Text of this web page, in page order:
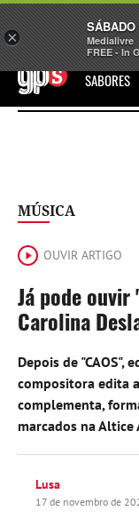
Sábado
GPS SABORES
MÚSICA
OUVIR ARTIGO
Já pode
Carolina
Depois de "CAOS",
compositora edita
complementa,
marcados na Altice
Lusa
17 de novembro de
×
Medialivre
FREE - In